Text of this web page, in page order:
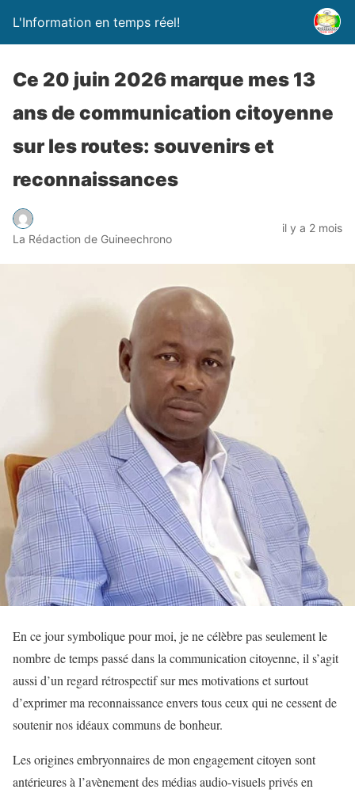
L'Information en temps réel!
Ce 20 juin 2026 marque mes 13
ans de communication citoyenne
sur les routes: souvenirs et
reconnaissances
La Rédaction de Guineechrono
il y a 2 mois
En ce jour symbolique pour moi, je ne célèbre pas seulement le
nombre de temps passé dans la communication citoyenne, il s’agit
aussi d’un regard rétrospectif sur mes motivations et surtout
d’exprimer ma reconnaissance envers tous ceux qui ne cessent de
soutenir nos idéaux communs de bonheur.
Les origines embryonnaires de mon engagement citoyen sont
antérieures à l’avènement des médias audio-visuels privés en